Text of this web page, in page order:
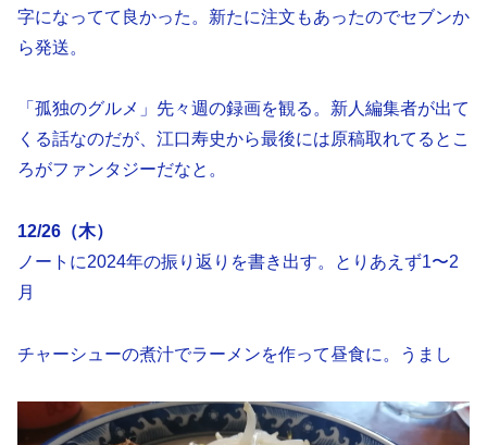
字になってて良かった。新たに注文もあったのでセブンか
ら発送。
「孤独のグルメ」先々週の録画を観る。新人編集者が出て
くる話なのだが、江口寿史から最後には原稿取れてるとこ
ろがファンタジーだなと。
12/26（木）
ノートに2024年の振り返りを書き出す。とりあえず1〜2
月
チャーシューの煮汁でラーメンを作って昼食に。うまし